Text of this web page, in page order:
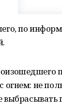
по
огнем: не